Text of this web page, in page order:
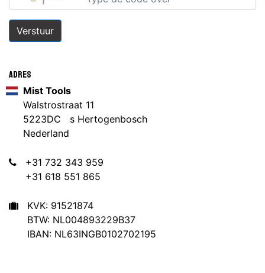
Verstuur
Adres
Mist Tools
Walstrostraat 11
5223DC s Hertogenbosch
Nederland
+31 732 343 959
+31 618 551 865
KVK: 91521874
BTW: NL004893229B37
IBAN: NL63INGB0102702195